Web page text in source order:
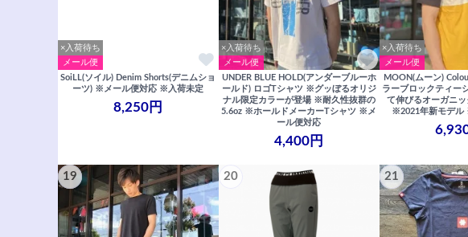
×入荷待ち
メール便
SoiLL(ソイル) Denim Shorts(デニムショ
ーツ) ※メール便対応 ※入荷未定
8,250円
×入荷待ち
メール便
UNDER BLUE HOLD(アンダーブルーホ
ールド) ロゴTシャツ ※グッぼるオリジ
ナル限定カラーが登場 ※耐久性抜群の
5.6oz ※ホールドメーカーTシャツ ※メ
ール便対応
4,400円
×入荷待ち
メール便
MOON(ムーン)
ラーブロックティー
て伸びるオーガニ
※2021年新モデル
19 20 21